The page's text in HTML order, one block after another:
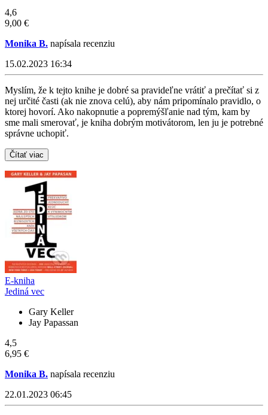
4,6
9,00 €
Monika B. napísala recenziu
15.02.2023 16:34
Myslím, že k tejto knihe je dobré sa pravideľne vrátiť a prečítať si z
nej určité časti (ak nie znova celú), aby nám pripomínalo pravidlo, o
ktorej hovorí. Ako nakopnutie a popremýšľanie nad tým, kam by
sme mali smerovať, je kniha dobrým motivátorom, len ju je potrebné
správne uchopiť.
Čítať viac
E-kniha
Jediná vec
Gary Keller
Jay Papassan
4,5
6,95 €
Monika B. napísala recenziu
22.01.2023 06:45